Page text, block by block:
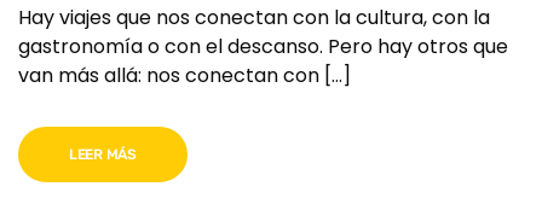
Hay viajes que nos conectan con la cultura, con la
gastronomía o con el descanso. Pero hay otros que
van más allá: nos conectan con […]
LEER MÁS